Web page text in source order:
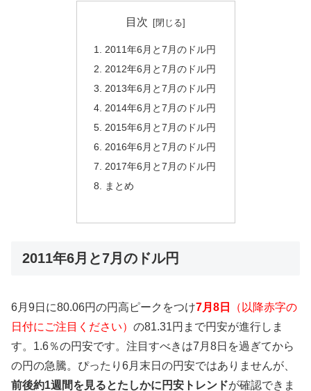
目次
2011年6月と7月のドル円
2012年6月と7月のドル円
2013年6月と7月のドル円
2014年6月と7月のドル円
2015年6月と7月のドル円
2016年6月と7月のドル円
2017年6月と7月のドル円
まとめ
2011年6月と7月のドル円
6月9日に80.06円の円高ピークをつけ7月8日
（以降赤字の
日付にご注目ください） の81.31円まで円安が進行しま
す。1.6％の円安です。注目すべきは7月8日を過ぎてから
の円の急騰。ぴったり6月末日の円安ではありませんが、
前後約1週間を見るとたしかに円安トレンドが確認できま